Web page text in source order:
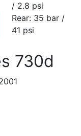
/ 2.8 psi
Rear: 35 bar /
41 psi
730d